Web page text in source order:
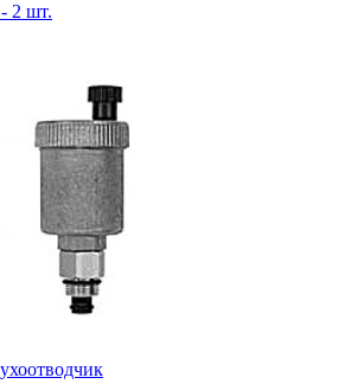
2 шт.